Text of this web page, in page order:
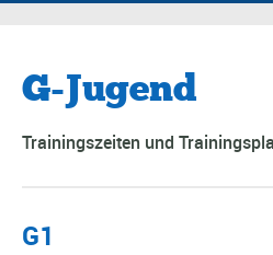
G-Jugend
Trainingszeiten und
G1